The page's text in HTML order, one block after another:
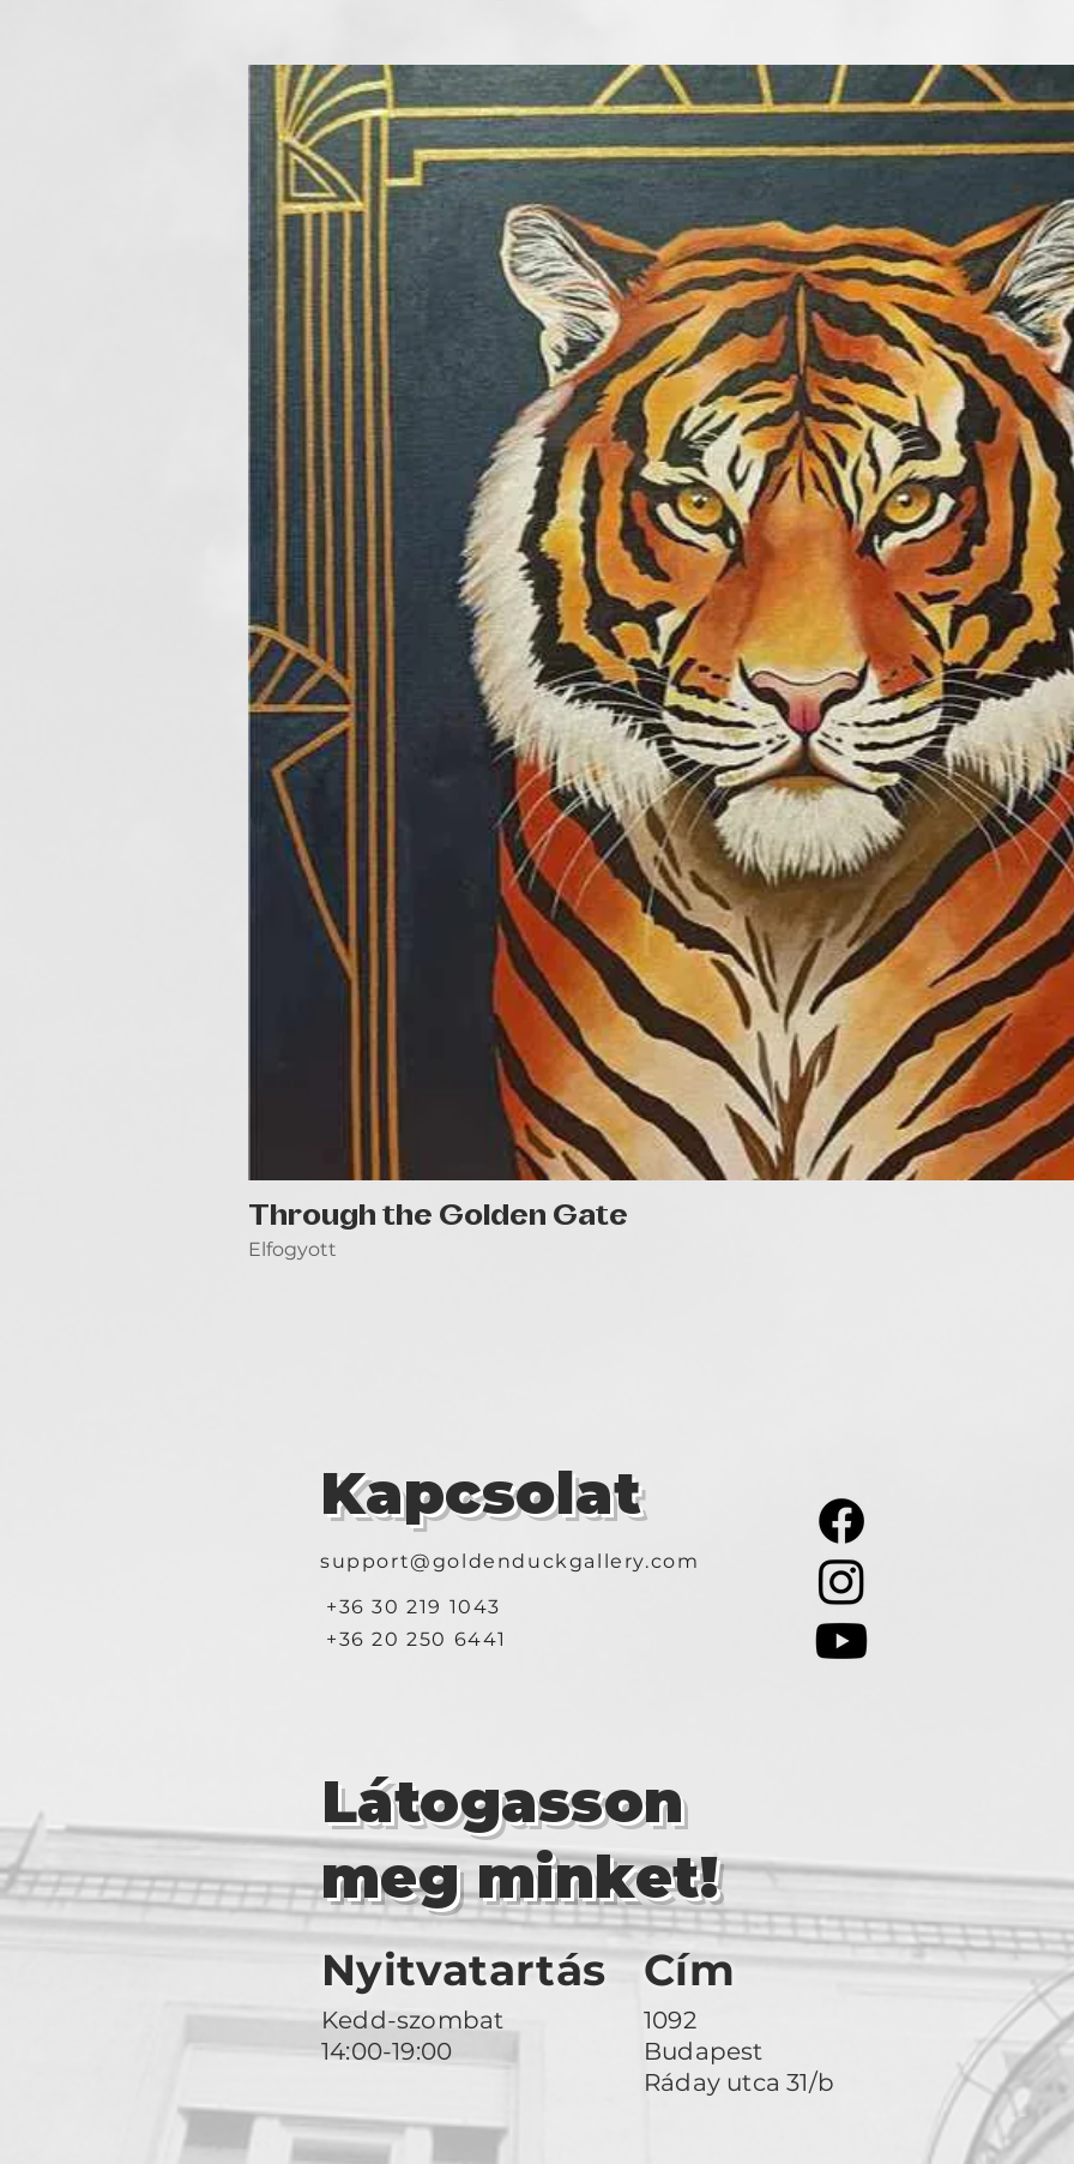
Through the Golden Gate
Elfogyott
Kapcsolat
support@goldenduckgallery.com
+36 30 219 1043
+36 20 250 6441
Látogasson
meg minket!
Nyitvatartás Cím
Kedd-szombat
14:00-19:00
1092
Budapest
Ráday utca 31/b